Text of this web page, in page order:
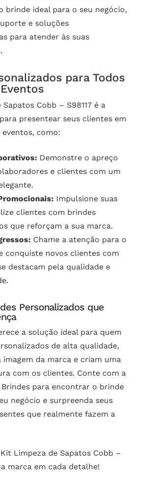
brinde ideal para o seu negócio,
e soluções
para atender às suas
para Todos
Cobb – S98117 é a
presentear seus clientes em
como:
Demonstre o apreço
e clientes com um
Impulsione suas
clientes com brindes
que reforçam a sua marca.
Chame a atenção para o
conquiste novos clientes com
destacam pela qualidade e
Personalizados que
a solução ideal para quem
de alta qualidade,
da marca e criam uma
com os clientes. Conte com a
para encontrar o brinde
negócio e surpreenda seus
que realmente fazem a
Limpeza de Sapatos Cobb –
marca em cada detalhe!